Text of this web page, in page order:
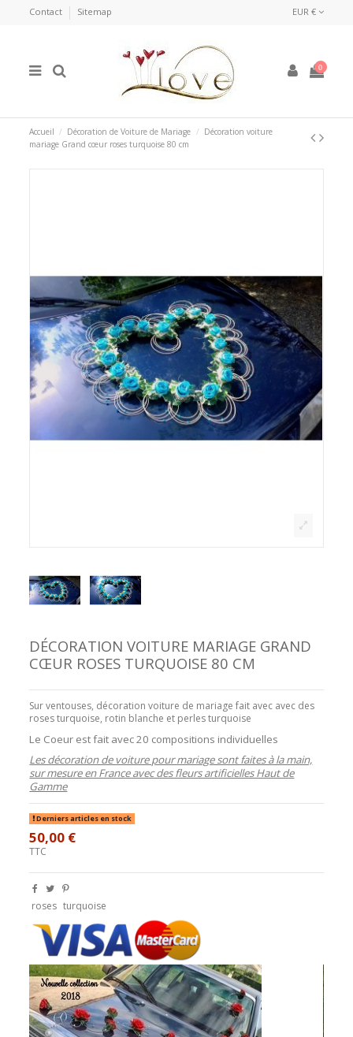
Contact Sitemap EUR €
0
Accueil Décoration de Voiture de Mariage
Décoration voiture
mariage Grand cœur roses turquoise 80 cm
DÉCORATION VOITURE MARIAGE GRAND
CŒUR ROSES TURQUOISE 80 CM
Sur ventouses, décoration voiture de mariage fait avec avec des
roses turquoise, rotin blanche et perles turquoise
Le Coeur est fait avec 20 compositions individuelles
Les décoration de voiture pour mariage sont faites à la main,
sur mesure en France avec des fleurs artificielles Haut de
Gamme
Derniers articles en stock
50,00 €
TTC
roses turquoise